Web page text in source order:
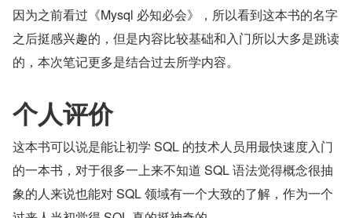
因为之前看过《Mysql 必知必会》，所以看到这本书的名字
之后挺感兴趣的，但是内容比较基础和入门所以大多是跳读
的，本次笔记更多是结合过去所学内容。
个人评价
这本书可以说是能让初学 SQL 的技术人员用最快速度入门
的一本书，对于很多一上来不知道 SQL 语法觉得概念很抽
象的人来说也能对 SQL 领域有一个大致的了解，作为一个